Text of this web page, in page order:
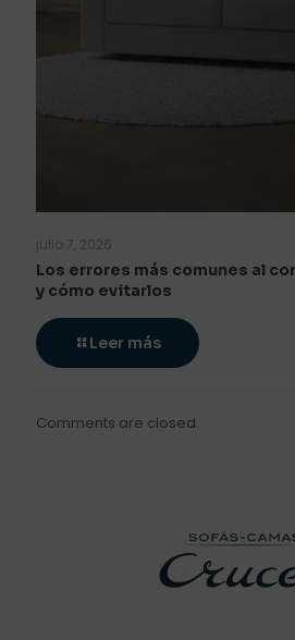
julio 7, 2026
Los errores más comunes al
y cómo evitarlos
Leer más
Comments are closed.